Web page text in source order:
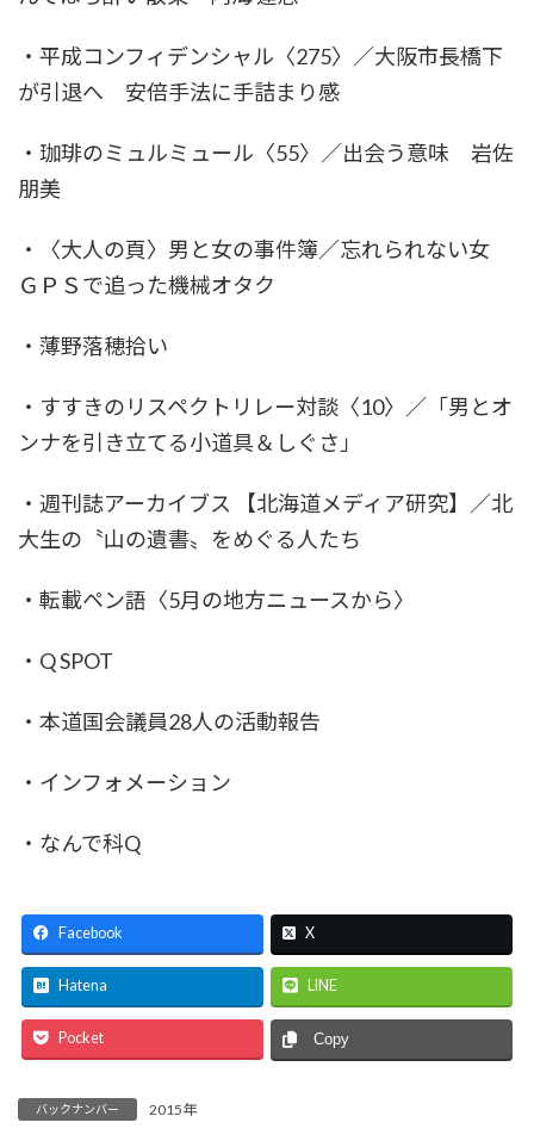
・平成コンフィデンシャル〈275〉／大阪市長橋下
が引退へ 安倍手法に手詰まり感
・珈琲のミュルミュール〈55〉／出会う意味 岩佐
朋美
・〈大人の頁〉男と女の事件簿／忘れられない女
ＧＰＳで追った機械オタク
・薄野落穂拾い
・すすきのリスペクトリレー対談〈10〉／「男とオ
ンナを引き立てる小道具＆しぐさ」
・週刊誌アーカイブス 【北海道メディア研究】／北
大生の〝山の遺書〟をめぐる人たち
・転載ペン語〈5月の地方ニュースから〉
・Q SPOT
・本道国会議員28人の活動報告
・インフォメーション
・なんで科Q
Facebook X
Hatena LINE
Pocket Copy
バックナンバー 2015年